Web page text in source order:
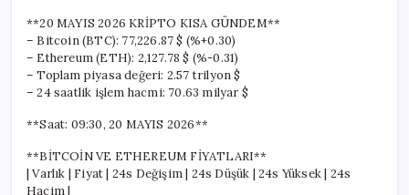
**20 MAYIS 2026 KRİPTO KISA GÜNDEM**
– Bitcoin (BTC): 77,226.87 $ (%+0.30)
– Ethereum (ETH): 2,127.78 $ (%-0.31)
– Toplam piyasa değeri: 2.57 trilyon $
– 24 saatlik işlem hacmi: 70.63 milyar $
**Saat: 09:30, 20 MAYIS 2026**
**BİTCOİN VE ETHEREUM FİYATLARI**
| Varlık | Fiyat | 24s Değişim | 24s Düşük | 24s Yüksek | 24s
Hacim |